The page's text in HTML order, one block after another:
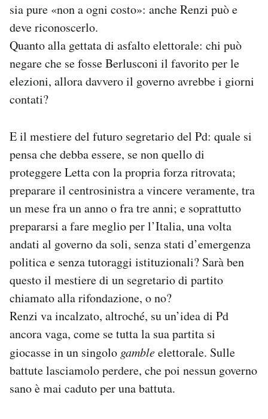
sia pure «non a ogni costo»: anche Renzi può e
deve riconoscerlo.
Quanto alla gettata di asfalto elettorale: chi può
negare che se fosse Berlusconi il favorito per le
elezioni, allora davvero il governo avrebbe i giorni
contati?
E il mestiere del futuro segretario del Pd: quale si
pensa che debba essere, se non quello di
proteggere Letta con la propria forza ritrovata;
preparare il centrosinistra a vincere veramente, tra
un mese fra un anno o fra tre anni; e soprattutto
prepararsi a fare meglio per l’Italia, una volta
andati al governo da soli, senza stati d’emergenza
politica e senza tutoraggi istituzionali? Sarà ben
questo il mestiere di un segretario di partito
chiamato alla rifondazione, o no?
Renzi va incalzato, altroché, su un’idea di Pd
ancora vaga, come se tutta la sua partita si
giocasse in un singolo gambleelettorale. Sulle
battute lasciamolo perdere, che poi nessun governo
sano è mai caduto per una battuta.